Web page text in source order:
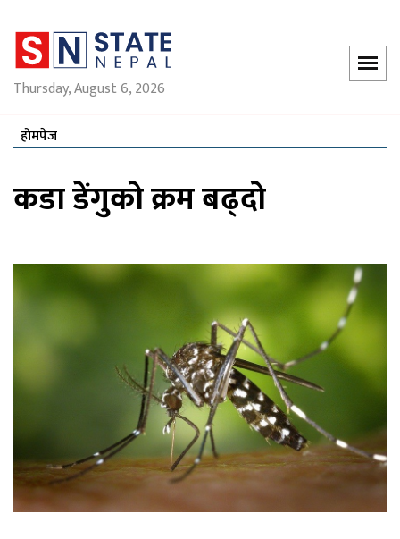
Thursday, August 6, 2026
होमपेज
कडा डेंगुको क्रम बढ्दो